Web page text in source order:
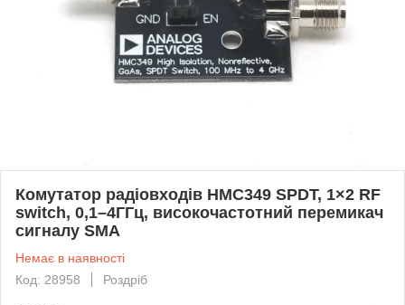
Комутатор радіовходів HMC349 SPDT, 1×2 RF
switch, 0,1–4ГГц, високочастотний перемикач
сигналу SMA
Немає в наявності
Код: 28958
Роздріб